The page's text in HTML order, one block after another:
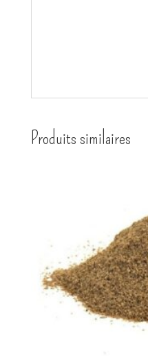
Produits similaires